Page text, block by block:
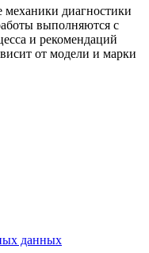
диагностики
выполняются с
и рекомендаций
от модели и марки
данных